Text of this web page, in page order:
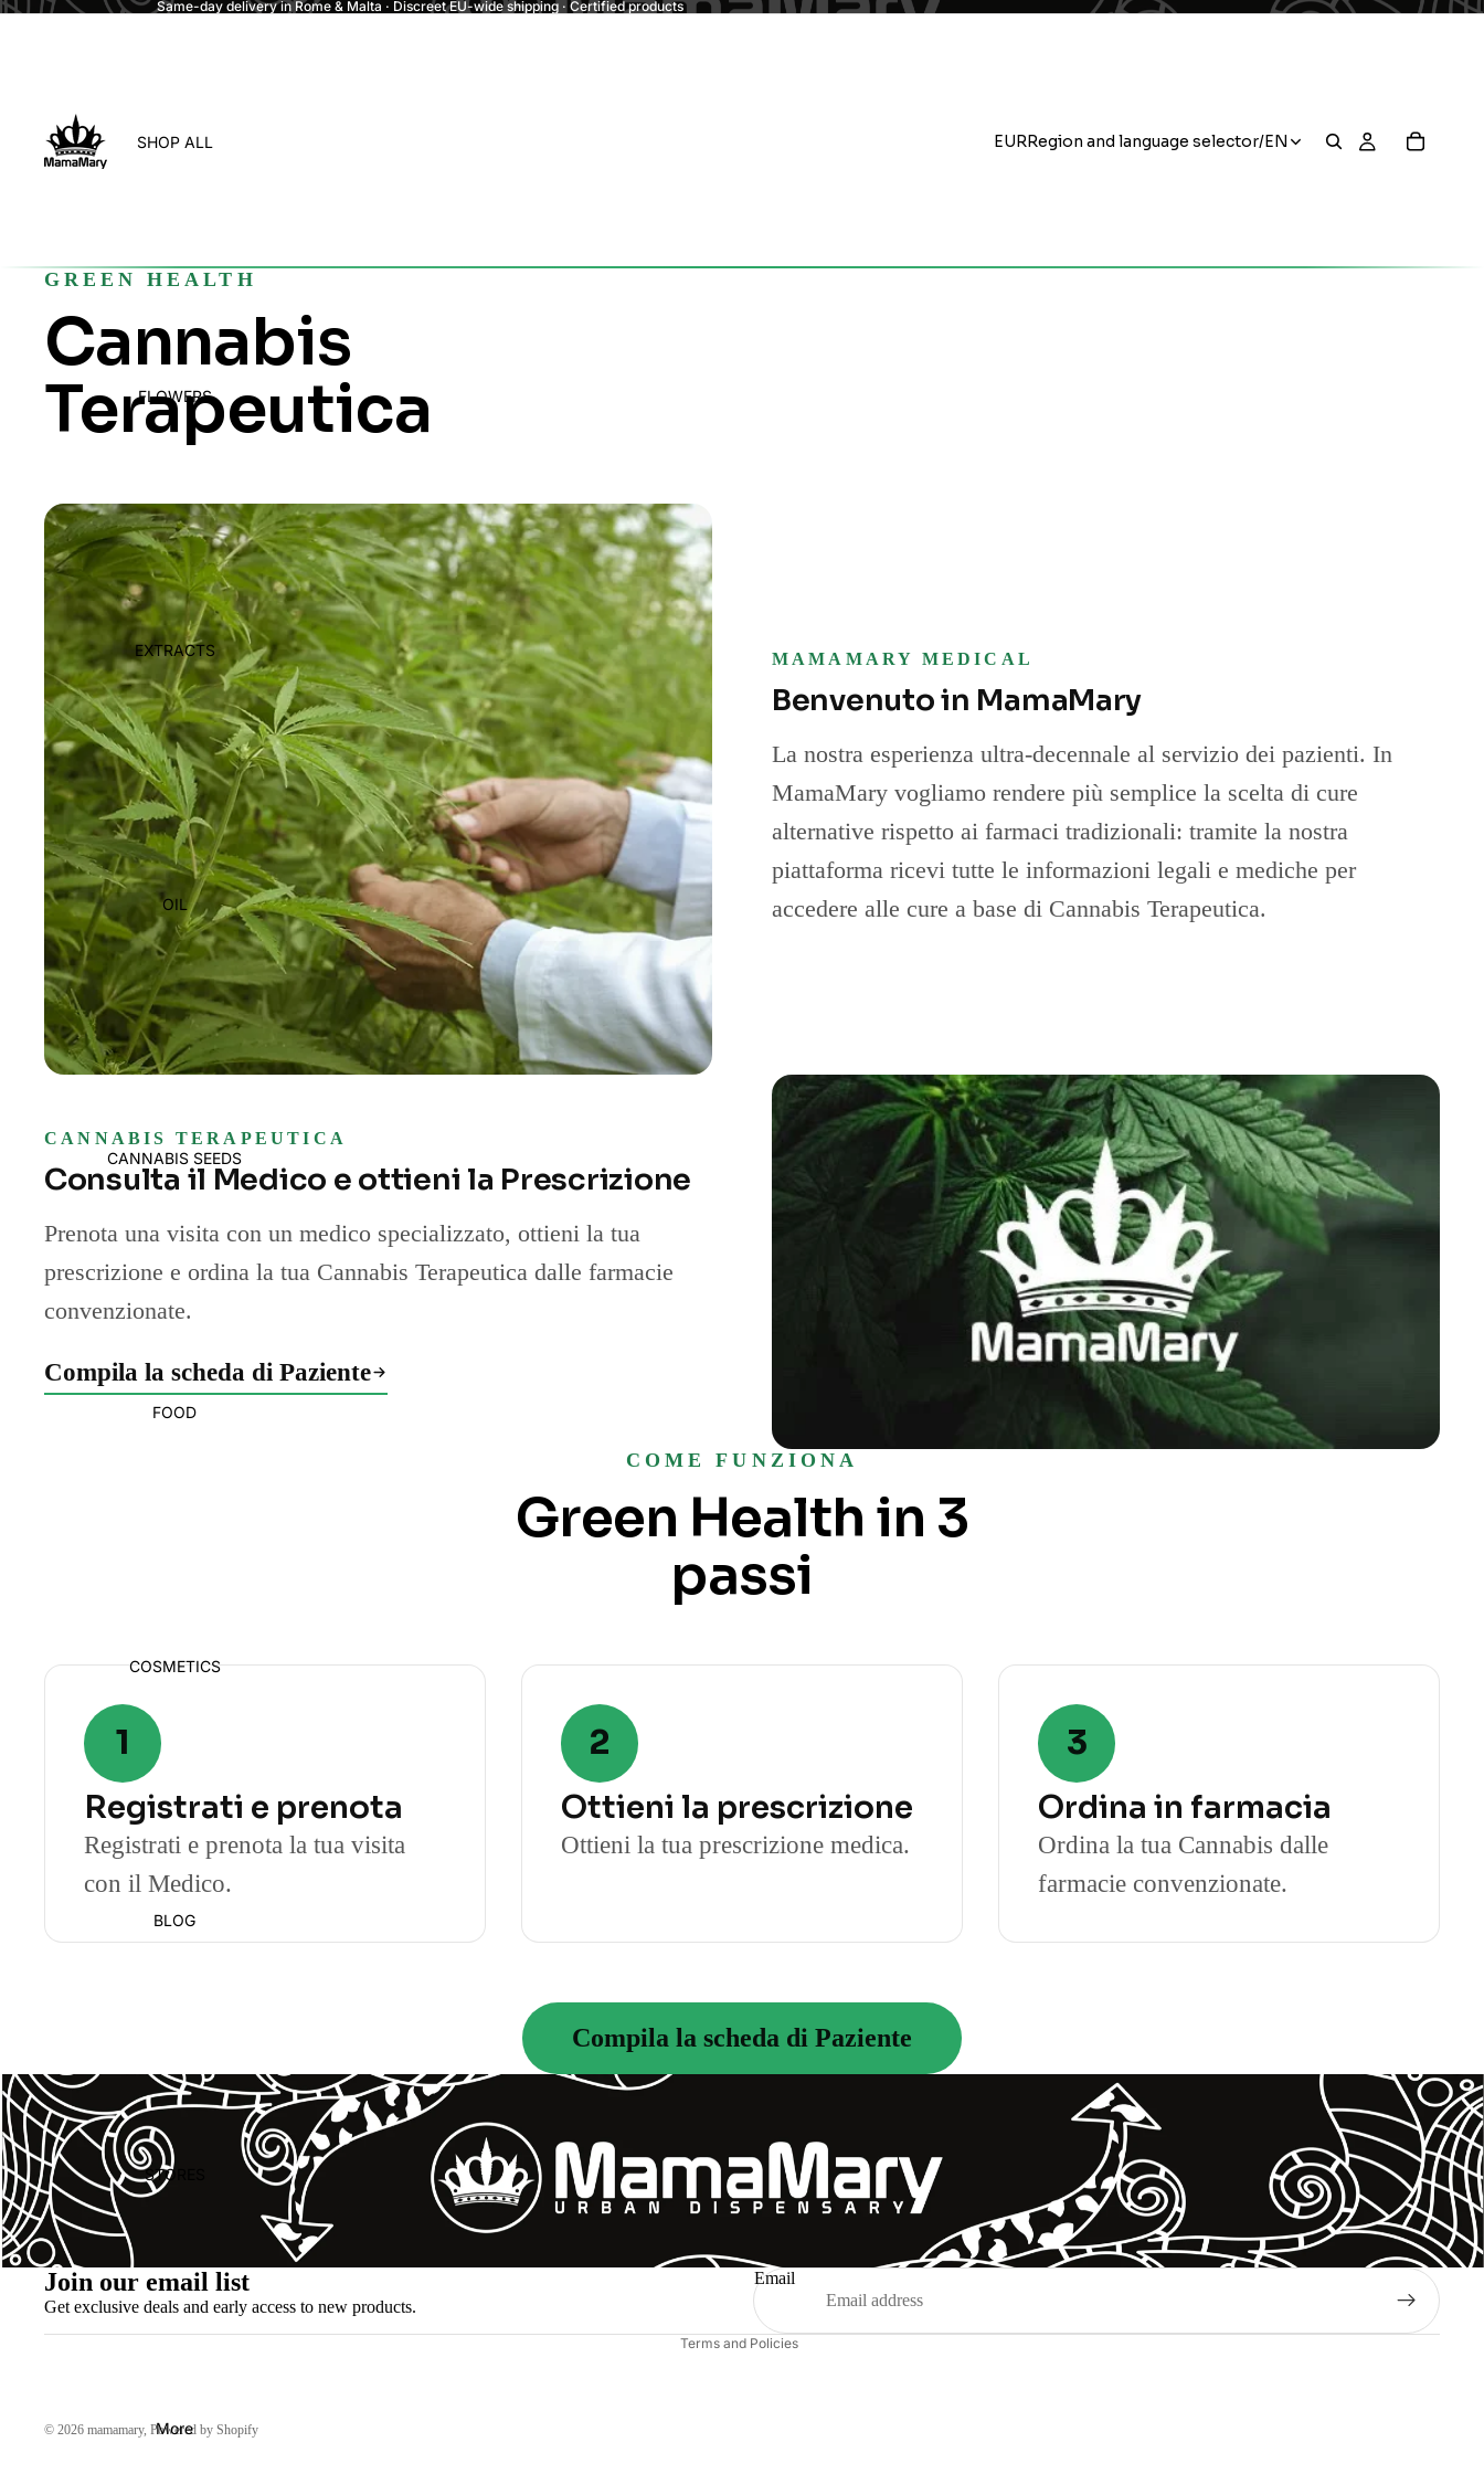
Same-day delivery in Rome & Malta · Discreet EU-wide shipping · Certified products
SHOP ALL
FLOWERS
EXTRACTS
OIL
CANNABIS SEEDS
FOOD
COSMETICS
BLOG
STORES
More
EURRegion and language selector/EN
GREEN HEALTH
Cannabis
Terapeutica
MAMAMARY MEDICAL
Benvenuto in MamaMary
La nostra esperienza ultra-decennale al servizio dei pazienti. In
MamaMary vogliamo rendere più semplice la scelta di cure
alternative rispetto ai farmaci tradizionali: tramite la nostra
piattaforma ricevi tutte le informazioni legali e mediche per
accedere alle cure a base di Cannabis Terapeutica.
CANNABIS TERAPEUTICA
Consulta il Medico e ottieni la Prescrizione
Prenota una visita con un medico specializzato, ottieni la tua
prescrizione e ordina la tua Cannabis Terapeutica dalle farmacie
convenzionate.
Compila la scheda di Paziente
COME FUNZIONA
Green Health in 3
passi
1
Registrati e prenota
Registrati e prenota la tua visita
con il Medico.
2
Ottieni la prescrizione
Ottieni la tua prescrizione medica.
3
Ordina in farmacia
Ordina la tua Cannabis dalle
farmacie convenzionate.
Compila la scheda di Paziente
Join our email list
Get exclusive deals and early access to new products.
Email
© 2026 mamamary, Powered by Shopify
Terms and Policies
Refund policy
Privacy policy
Shipping policy